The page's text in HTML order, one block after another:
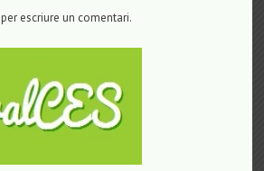
per escriure un comentari.